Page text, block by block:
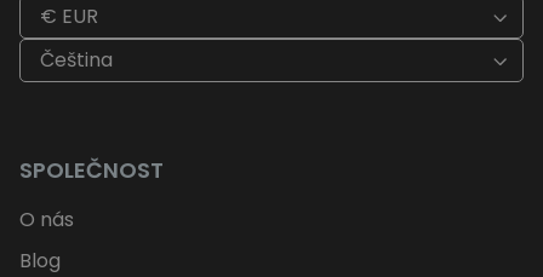
€ EUR
Čeština
SPOLEČNOST
O nás
Blog